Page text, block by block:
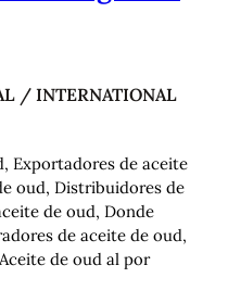
/ INTERNATIONAL
Exportadores de aceite
oud, Distribuidores de
de oud, Donde
de aceite de oud,
de oud al por